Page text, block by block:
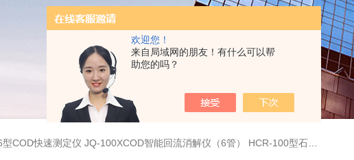
欢迎您！
来自局域网的朋友！有什么可以帮
助您的吗？
COD快速测定仪 JQ-100XCOD智能回流消解仪（6管） HCR-100型石墨消解器